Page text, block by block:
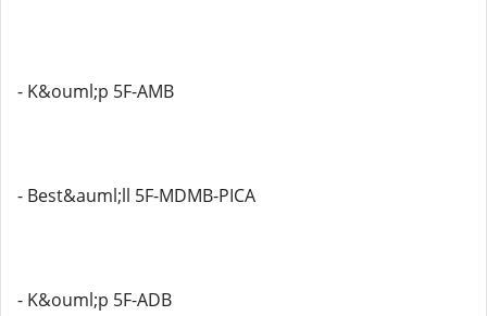
- K&ouml;p 5F-AMB
- Best&auml;ll 5F-MDMB-PICA
- K&ouml;p 5F-ADB